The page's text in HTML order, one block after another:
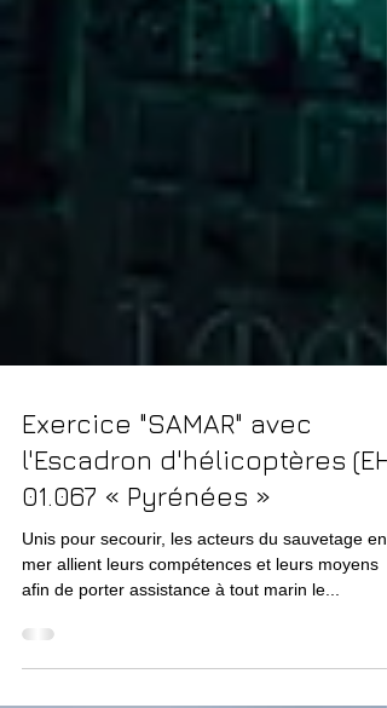
Exercice "SAMAR" avec
l'Escadron d'hélicoptères (EH)
01.067 « Pyrénées »
Unis pour secourir, les acteurs du sauvetage en
afin de porter assistance à tout marin le...